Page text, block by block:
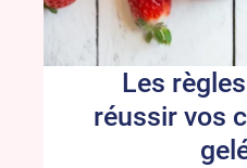
Les
réussir vos